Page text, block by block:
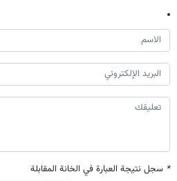
* سجل نتيجة العبارة في الخانة المقابلة